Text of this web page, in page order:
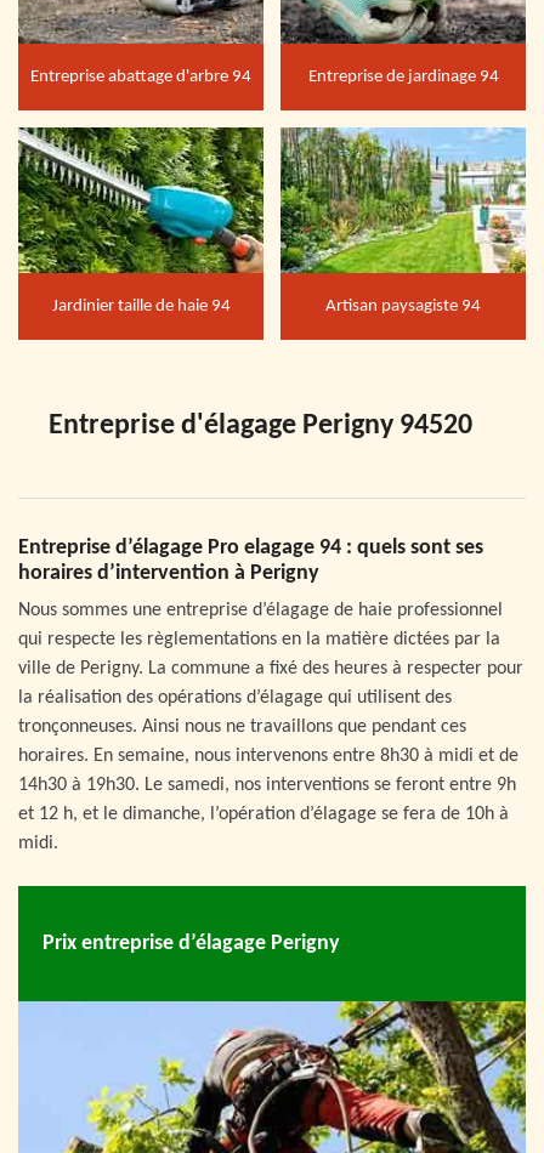
Entreprise abattage d'arbre 94 Entreprise de jardinage 94
Jardinier taille de haie 94 Artisan paysagiste 94
Entreprise d'élagage Perigny 94520
Entreprise d’élagage Pro elagage 94 : quels sont ses
horaires d’intervention à Perigny
Nous sommes une entreprise d’élagage de haie professionnel
qui respecte les règlementations en la matière dictées par la
ville de Perigny. La commune a fixé des heures à respecter pour
la réalisation des opérations d’élagage qui utilisent des
tronçonneuses. Ainsi nous ne travaillons que pendant ces
horaires. En semaine, nous intervenons entre 8h30 à midi et de
14h30 à 19h30. Le samedi, nos interventions se feront entre 9h
et 12 h, et le dimanche, l’opération d’élagage se fera de 10h à
midi.
Prix entreprise d’élagage Perigny